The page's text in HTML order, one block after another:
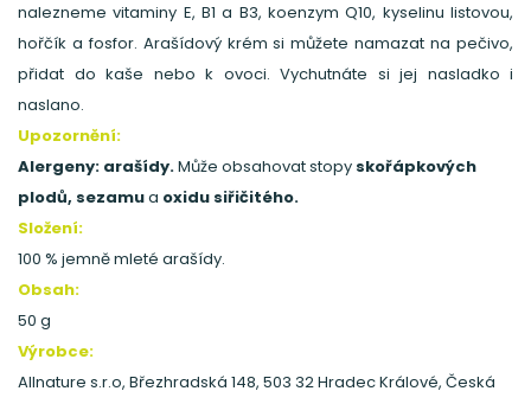
nalezneme vitaminy E, B1 a B3, koenzym Q10, kyselinu listovou,
hořčík a fosfor. Arašídový krém si můžete namazat na pečivo,
přidat do kaše nebo k ovoci. Vychutnáte si jej nasladko i
naslano.
Upozornění:
Alergeny: arašídy.Může obsahovat stopy skořápkových
plodů, sezamua oxidu siřičitého.
Složení:
100 % jemně mleté arašídy.
Obsah:
50 g
Výrobce:
Allnature s.r.o, Březhradská 148, 503 32 Hradec Králové, Česká